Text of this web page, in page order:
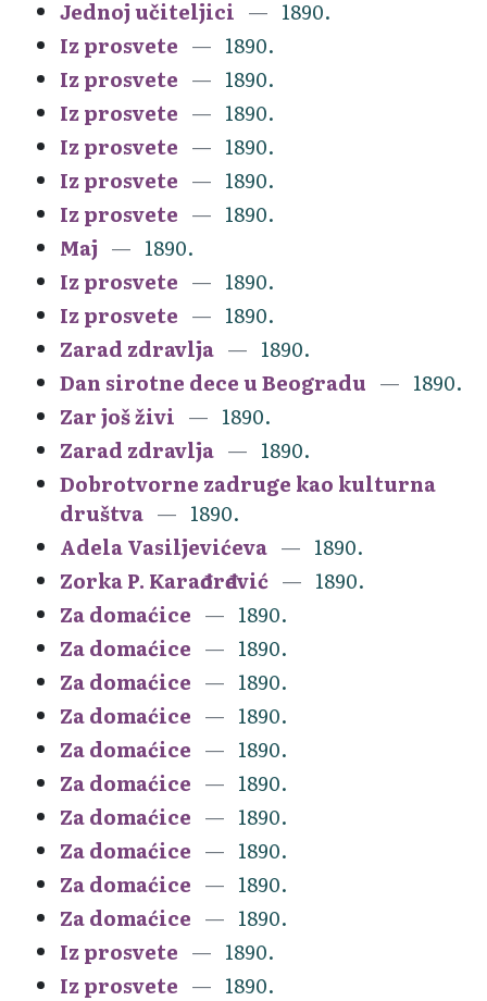
Jednoj učiteljici
1890.
Iz prosvete
1890.
Iz prosvete
1890.
Iz prosvete
1890.
Iz prosvete
1890.
Iz prosvete
1890.
Iz prosvete
1890.
Maj
1890.
Iz prosvete
1890.
Iz prosvete
1890.
Zarad zdravlja
1890.
Dan sirotne dece u Beogradu
1890.
Zar još živi
1890.
Zarad zdravlja
1890.
Dobrotvorne zadruge kao kulturna
društva
1890.
Adela Vasiljevićeva
1890.
Zorka P. Karađorđević
1890.
Za domaćice
1890.
Za domaćice
1890.
Za domaćice
1890.
Za domaćice
1890.
Za domaćice
1890.
Za domaćice
1890.
Za domaćice
1890.
Za domaćice
1890.
Za domaćice
1890.
Za domaćice
1890.
Iz prosvete
1890.
Iz prosvete
1890.